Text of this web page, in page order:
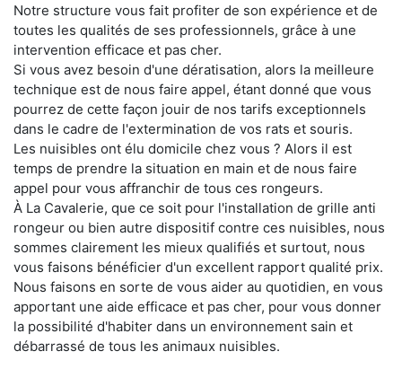
Notre structure vous fait profiter de son expérience et de
toutes les qualités de ses professionnels, grâce à une
intervention efficace et pas cher.
Si vous avez besoin d'une dératisation, alors la meilleure
technique est de nous faire appel, étant donné que vous
pourrez de cette façon jouir de nos tarifs exceptionnels
dans le cadre de l'extermination de vos rats et souris.
Les nuisibles ont élu domicile chez vous ? Alors il est
temps de prendre la situation en main et de nous faire
appel pour vous affranchir de tous ces rongeurs.
À La Cavalerie, que ce soit pour l'installation de grille anti
rongeur ou bien autre dispositif contre ces nuisibles, nous
sommes clairement les mieux qualifiés et surtout, nous
vous faisons bénéficier d'un excellent rapport qualité prix.
Nous faisons en sorte de vous aider au quotidien, en vous
apportant une aide efficace et pas cher, pour vous donner
la possibilité d'habiter dans un environnement sain et
débarrassé de tous les animaux nuisibles.